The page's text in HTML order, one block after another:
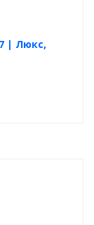
| Люкс,